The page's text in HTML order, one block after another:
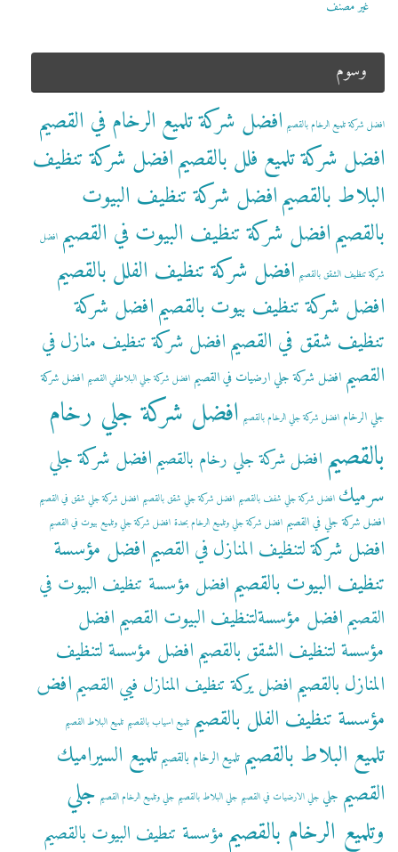
غير مصنف
وسوم
افضل شركة تلميع الرخام بالقصيم افضل شركة تلميع الرخام في القصيم
افضل شركة تلميع فلل بالقصيمافضل شركة تنظيف
البلاط بالقصيمافضل شركة تنظيف البيوت
بالقصيمافضل شركة تنظيف البيوت في القصيم افضل
شركة تنظيف الشقق بالقصيم افضل شركة تنظيف الفلل بالقصيم
افضل شركة تنظيف بيوت بالقصيمافضل شركة
تنظيف شقق في القصيمافضل شركة تنظيف منازل في
القصيم افضل شركة جلي ارضيات في القصيم افضل شركة جلي البلاطفي القصيم افضل شركة
جلي الرخام افضل شركة جلي الرخام بالقصيم افضل شركة جلي رخام
بالقصيم افضل شركة جلي رخام بالقصيمافضل شركة جلي
سرميك افضل شركة جلي شفف بالقصيم افضل شركة جلي شقق بالقصيم افضل شركة جلي شقق في القصيم
افضل شركة جلي في القصيم افضل شركة جلي وتلميع الرخام بحدة افضل شركة جلي وتلميع بيوت في القصيم
افضل شركة لتنظيف المنازل في القصيمافضل مؤسسة
تنظيف البيوت بالقصيمافضل مؤسسة تنظيف البيوت في
القصيمافضل مؤسسةلتنظيف البيوت القصيمافضل
مؤسسة لتنظيف الشقق بالقصيمافضل مؤسسة لتنظيف
المنازل بالقصيمافضل يركة تنظيف المنازل فيي القصيمافض
مؤسسة تنظيف الفلل بالقصيم تلميع اسياب بالقصيم تلميع البلاط القصيم
تلميع البلاط بالقصيم تلميع الرخام بالقصيمتلميع السيراميك
القصيم جلي جلي الارضيات في القصيم جلي البلاط بالقصيم جلي وتلميع الرخام القصيم جلي
وتلميع الرخام بالقصيممؤسسة تنطيف البيوت بالقصيم